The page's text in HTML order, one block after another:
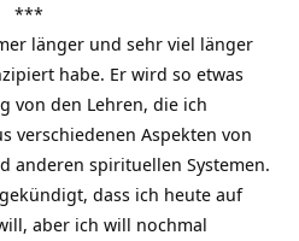
***
länger und sehr viel länger
habe. Er wird so etwas
von den Lehren, die ich
verschiedenen Aspekten von
anderen spirituellen Systemen.
dass ich heute auf
aber ich will nochmal